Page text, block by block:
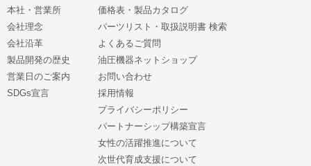
本社・営業所
会社理念
会社沿革
製品開発の歴史
営業日のご案内
SDGs宣言
価格表・製品カタログ
パーツリスト・取扱説明書 検索
よくあるご質問
油圧機器ネットショップ
お問い合わせ
採用情報
プライバシーポリシー
パートナーシップ構築宣言
女性の活躍推進について
次世代育成支援について